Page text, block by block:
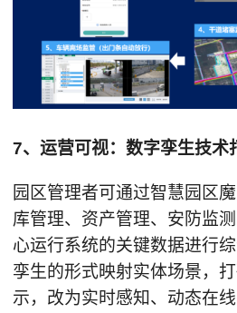
7、运营可视：数字孪生技术
园区管理者可通过智慧园区
库管理、资产管理、安防监
心运行系统的关键数据进行
孪生的形式映射实体场景，
示，改为实时感知、动态在